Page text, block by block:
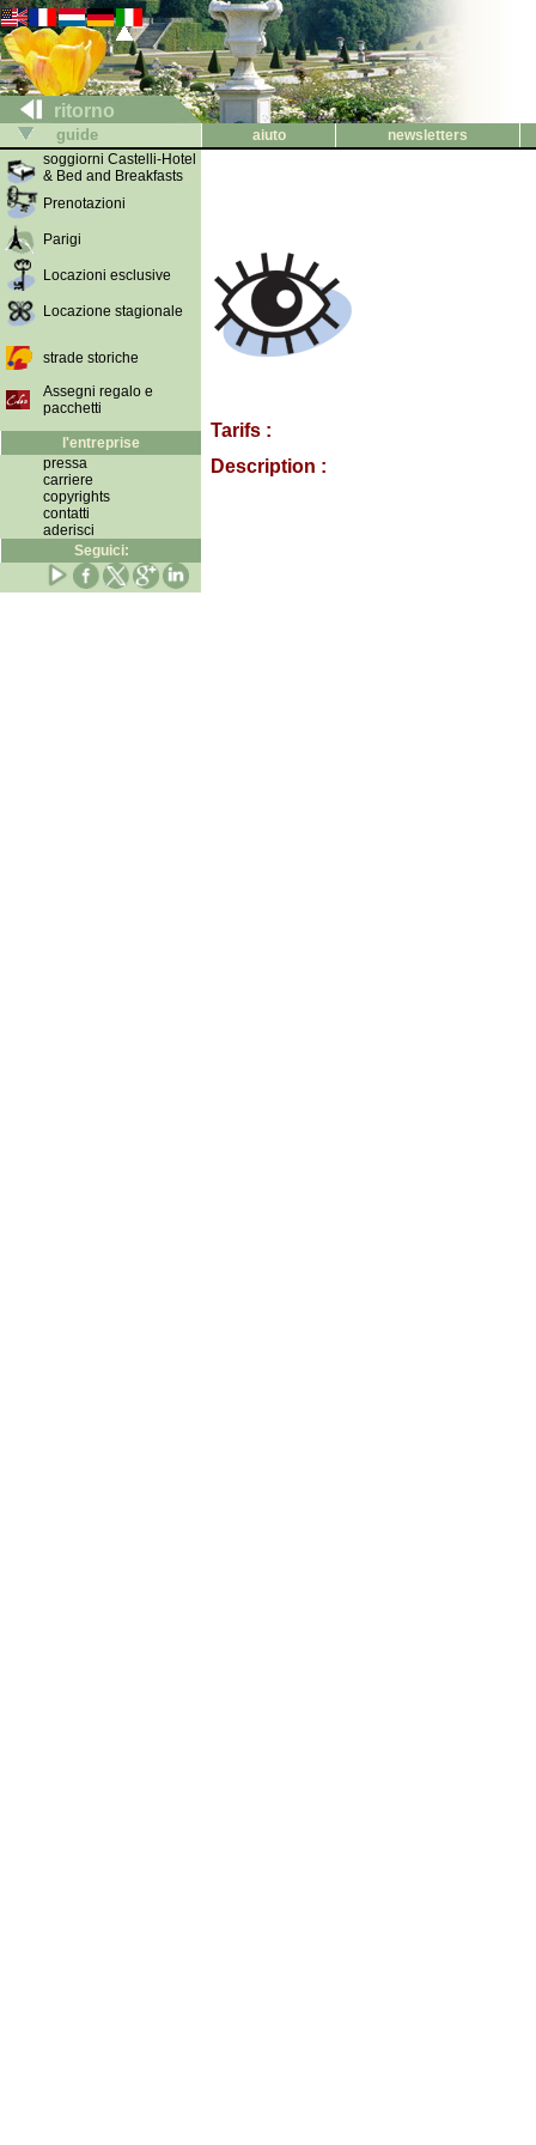
ritorno
guide aiuto
newsletters
soggiorni Castelli-Hotel
& Bed and Breakfasts
Prenotazioni
Parigi
Locazioni esclusive
Locazione stagionale
strade storiche
Assegni regalo e
pacchetti
l'entreprise
pressa
carriere
copyrights
contatti
aderisci
Seguici:
Tarifs :
Description :